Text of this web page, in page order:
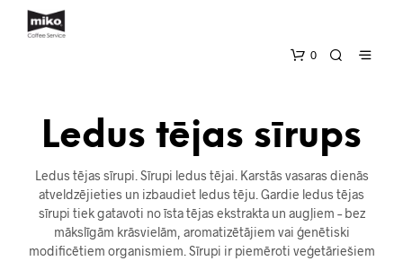
0
Ledus tējas sīrups
Ledus tējas sīrupi. Sīrupi ledus tējai. Karstās vasaras dienās
atveldzējieties un izbaudiet ledus tēju. Gardie ledus tējas
sīrupi tiek gatavoti no īsta tējas ekstrakta un augļiem – bez
mākslīgām krāsvielām, aromatizētājiem vai ģenētiski
modificētiem organismiem. Sīrupi ir piemēroti veģetāriešiem